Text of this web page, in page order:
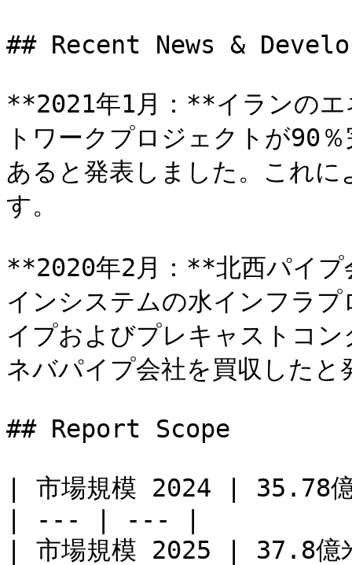
## Recent News &
**2021年1月：**イランのエ
トワークプロジェクトが90
あると発表しました。これ
す。
**2020年2月：**北西パイプ
インシステムの水インフラ
イプおよびプレキャストコ
ネバパイプ会社を買収したと
## Report Scope
| 市場規模 2024 | 35.78
| --- | --- |
| 市場規模 2025 | 37.8億